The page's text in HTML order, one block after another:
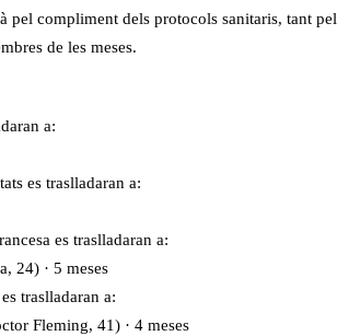
pel compliment dels protocols sanitaris, tant pel
de les meses.
a:
es traslladaran a:
es traslladaran a:
24) · 5 meses
traslladaran a:
Fleming, 41) · 4 meses